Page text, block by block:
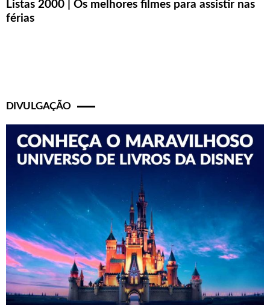
Listas 2000 | Os melhores filmes para assistir nas
férias
DIVULGAÇÃO